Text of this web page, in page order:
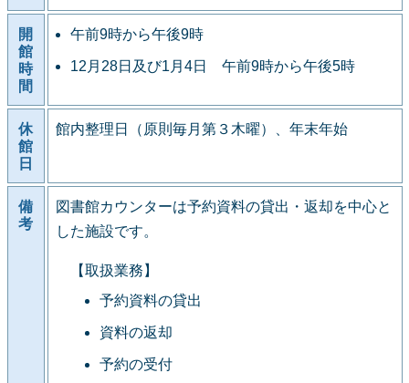
開
館
時
間
午前9時から午後9時
12月28日及び1月4日 午前9時から午後5時
休
館
日
館内整理日（原則毎月第３木曜）、年末年始
備
考
図書館カウンターは予約資料の貸出・返却を中心と
した施設です。
【取扱業務】
予約資料の貸出
資料の返却
予約の受付